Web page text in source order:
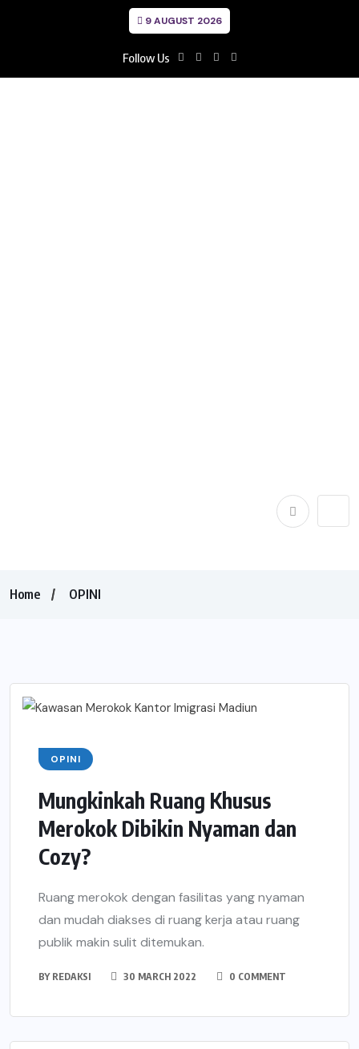
9 AUGUST 2026
Follow Us
Home OPINI
OPINI
Mungkinkah Ruang Khusus
Merokok Dibikin Nyaman dan
Cozy?
Ruang merokok dengan fasilitas yang nyaman
dan mudah diakses di ruang kerja atau ruang
publik makin sulit ditemukan.
BY REDAKSI 30 MARCH 2022 0 COMMENT